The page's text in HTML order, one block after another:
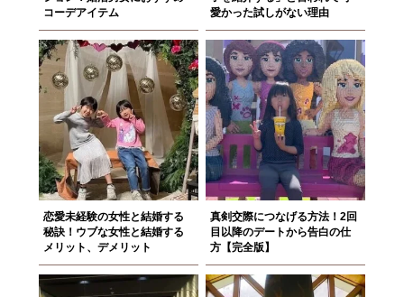
コーデアイテム
愛かった試しがない理由
恋愛未経験の女性と結婚する
秘訣！ウブな女性と結婚する
メリット、デメリット
真剣交際につなげる方法！2回
目以降のデートから告白の仕
方【完全版】